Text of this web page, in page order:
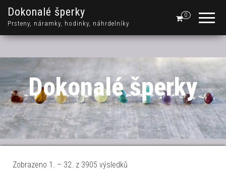
Dokonalé šperky
Prsteny, náramky, hodinky, náhrdelníky
0
Dokonalé šperky
Zobrazeno 1. – 32. z 3905 výsledků